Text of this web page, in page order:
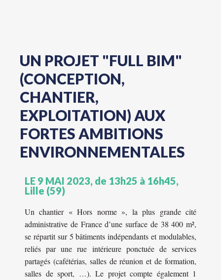
UN PROJET "FULL BIM"
(CONCEPTION,
CHANTIER,
EXPLOITATION) AUX
FORTES AMBITIONS
ENVIRONNEMENTALES
LE 9 MAI 2023, de 13h25 à 16h45,
Lille (59)
Un chantier « Hors norme », la plus grande cité
administrative de France d’une surface de 38 400 m²,
se répartit sur 5 bâtiments indépendants et modulables,
reliés par une rue intérieure ponctuée de services
partagés (cafétérias, salles de réunion et de formation,
salles de sport, …). Le projet compte également 1